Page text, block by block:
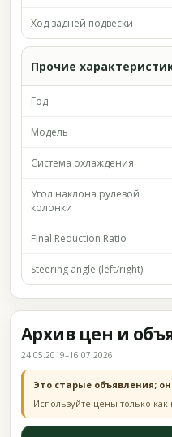
Ход задней подвески
Прочие
Год
Модель
Система охлаждения
Угол наклона рулевой
колонки
Final Reduction Ratio
Steering angle (left/right)
Архив цен и
24.05.2019–16.07.2026
Это старые объявления;
Используйте цены только